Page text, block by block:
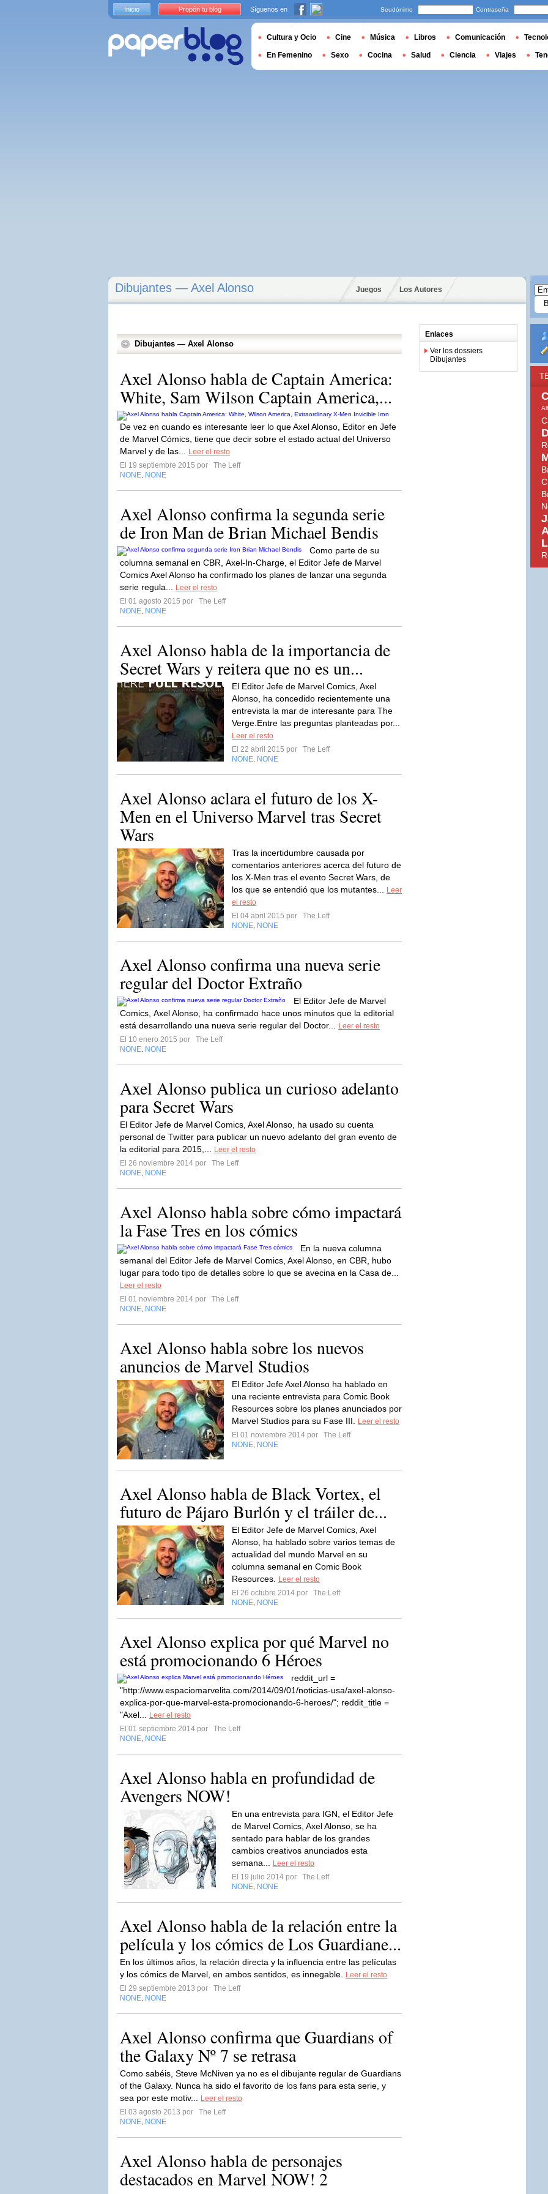
Dibujantes — Axel Alonso Juegos Los Autores
Dibujantes — Axel Alonso
Axel Alonso habla de Captain America:
White, Sam Wilson Captain America,...
De vez en cuando es interesante leer lo que Axel Alonso, Editor en Jefe
de Marvel Cómics, tiene que decir sobre el estado actual del Universo
Marvel y de las...
Leer el resto
El 19 septiembre 2015 por
The Leff
NONE NONE
Axel Alonso confirma la segunda serie
de Iron Man de Brian Michael Bendis
Como parte de su
columna semanal en CBR, Axel-In-Charge, el Editor Jefe de Marvel
Comics Axel Alonso ha confirmado los planes de lanzar una segunda
serie regula...
Leer el resto
El 01 agosto 2015 por
The Leff
NONE NONE
Axel Alonso habla de la importancia de
Secret Wars y reitera que no es un...
El Editor Jefe de Marvel Comics, Axel
Alonso, ha concedido recientemente una
entrevista la mar de interesante para The
Verge.Entre las preguntas planteadas por...
Leer el resto
El 22 abril 2015 por
The Leff
NONE NONE
Axel Alonso aclara el futuro de los X-
Men en el Universo Marvel tras Secret
Wars
Tras la incertidumbre causada por
comentarios anteriores acerca del futuro de
los X-Men tras el evento Secret Wars, de
los que se entendió que los mutantes...
Leer
el resto
El 04 abril 2015 por
The Leff
NONE NONE
Axel Alonso confirma una nueva serie
regular del Doctor Extraño
El Editor Jefe de Marvel
Comics, Axel Alonso, ha confirmado hace unos minutos que la editorial
está desarrollando una nueva serie regular del Doctor...
Leer el resto
El 10 enero 2015 por
The Leff
NONE NONE
Axel Alonso publica un curioso adelanto
para Secret Wars
El Editor Jefe de Marvel Comics, Axel Alonso, ha usado su cuenta
personal de Twitter para publicar un nuevo adelanto del gran evento de
la editorial para 2015,...
Leer el resto
El 26 noviembre 2014 por
The Leff
NONE NONE
Axel Alonso habla sobre cómo impactará
la Fase Tres en los cómics
En la nueva columna
semanal del Editor Jefe de Marvel Comics, Axel Alonso, en CBR, hubo
lugar para todo tipo de detalles sobre lo que se avecina en la Casa de...
Leer el resto
El 01 noviembre 2014 por
The Leff
NONE NONE
Axel Alonso habla sobre los nuevos
anuncios de Marvel Studios
El Editor Jefe Axel Alonso ha hablado en
una reciente entrevista para Comic Book
Resources sobre los planes anunciados por
Marvel Studios para su Fase III.
Leer el resto
El 01 noviembre 2014 por
The Leff
NONE NONE
Axel Alonso habla de Black Vortex, el
futuro de Pájaro Burlón y el tráiler de...
El Editor Jefe de Marvel Comics, Axel
Alonso, ha hablado sobre varios temas de
actualidad del mundo Marvel en su
columna semanal en Comic Book
Resources.
Leer el resto
El 26 octubre 2014 por
The Leff
NONE NONE
Axel Alonso explica por qué Marvel no
está promocionando 6 Héroes
reddit_url =
"http://www.espaciomarvelita.com/2014/09/01/noticias-usa/axel-alonso-
explica-por-que-marvel-esta-promocionando-6-heroes/"; reddit_title =
"Axel...
Leer el resto
El 01 septiembre 2014 por
The Leff
NONE NONE
Axel Alonso habla en profundidad de
Avengers NOW!
En una entrevista para IGN, el Editor Jefe
de Marvel Comics, Axel Alonso, se ha
sentado para hablar de los grandes
cambios creativos anunciados esta
semana...
Leer el resto
El 19 julio 2014 por
The Leff
NONE NONE
Axel Alonso habla de la relación entre la
película y los cómics de Los Guardiane...
En los últimos años, la relación directa y la influencia entre las películas
y los cómics de Marvel, en ambos sentidos, es innegable.
Leer el resto
El 29 septiembre 2013 por
The Leff
NONE NONE
Axel Alonso confirma que Guardians of
the Galaxy Nº 7 se retrasa
Como sabéis, Steve McNiven ya no es el dibujante regular de Guardians
of the Galaxy. Nunca ha sido el favorito de los fans para esta serie, y
sea por este motiv...
Leer el resto
El 03 agosto 2013 por
The Leff
NONE NONE
Axel Alonso habla de personajes
destacados en Marvel NOW! 2
Enlaces
Ver los dossiers
Dibujantes
Inicio Propón tu blog Síguenos en Seudónimo Contraseña
Cultura y Ocio Cine Música Libros Comunicación
En Femenino Sexo Cocina Salud Ciencia Viajes